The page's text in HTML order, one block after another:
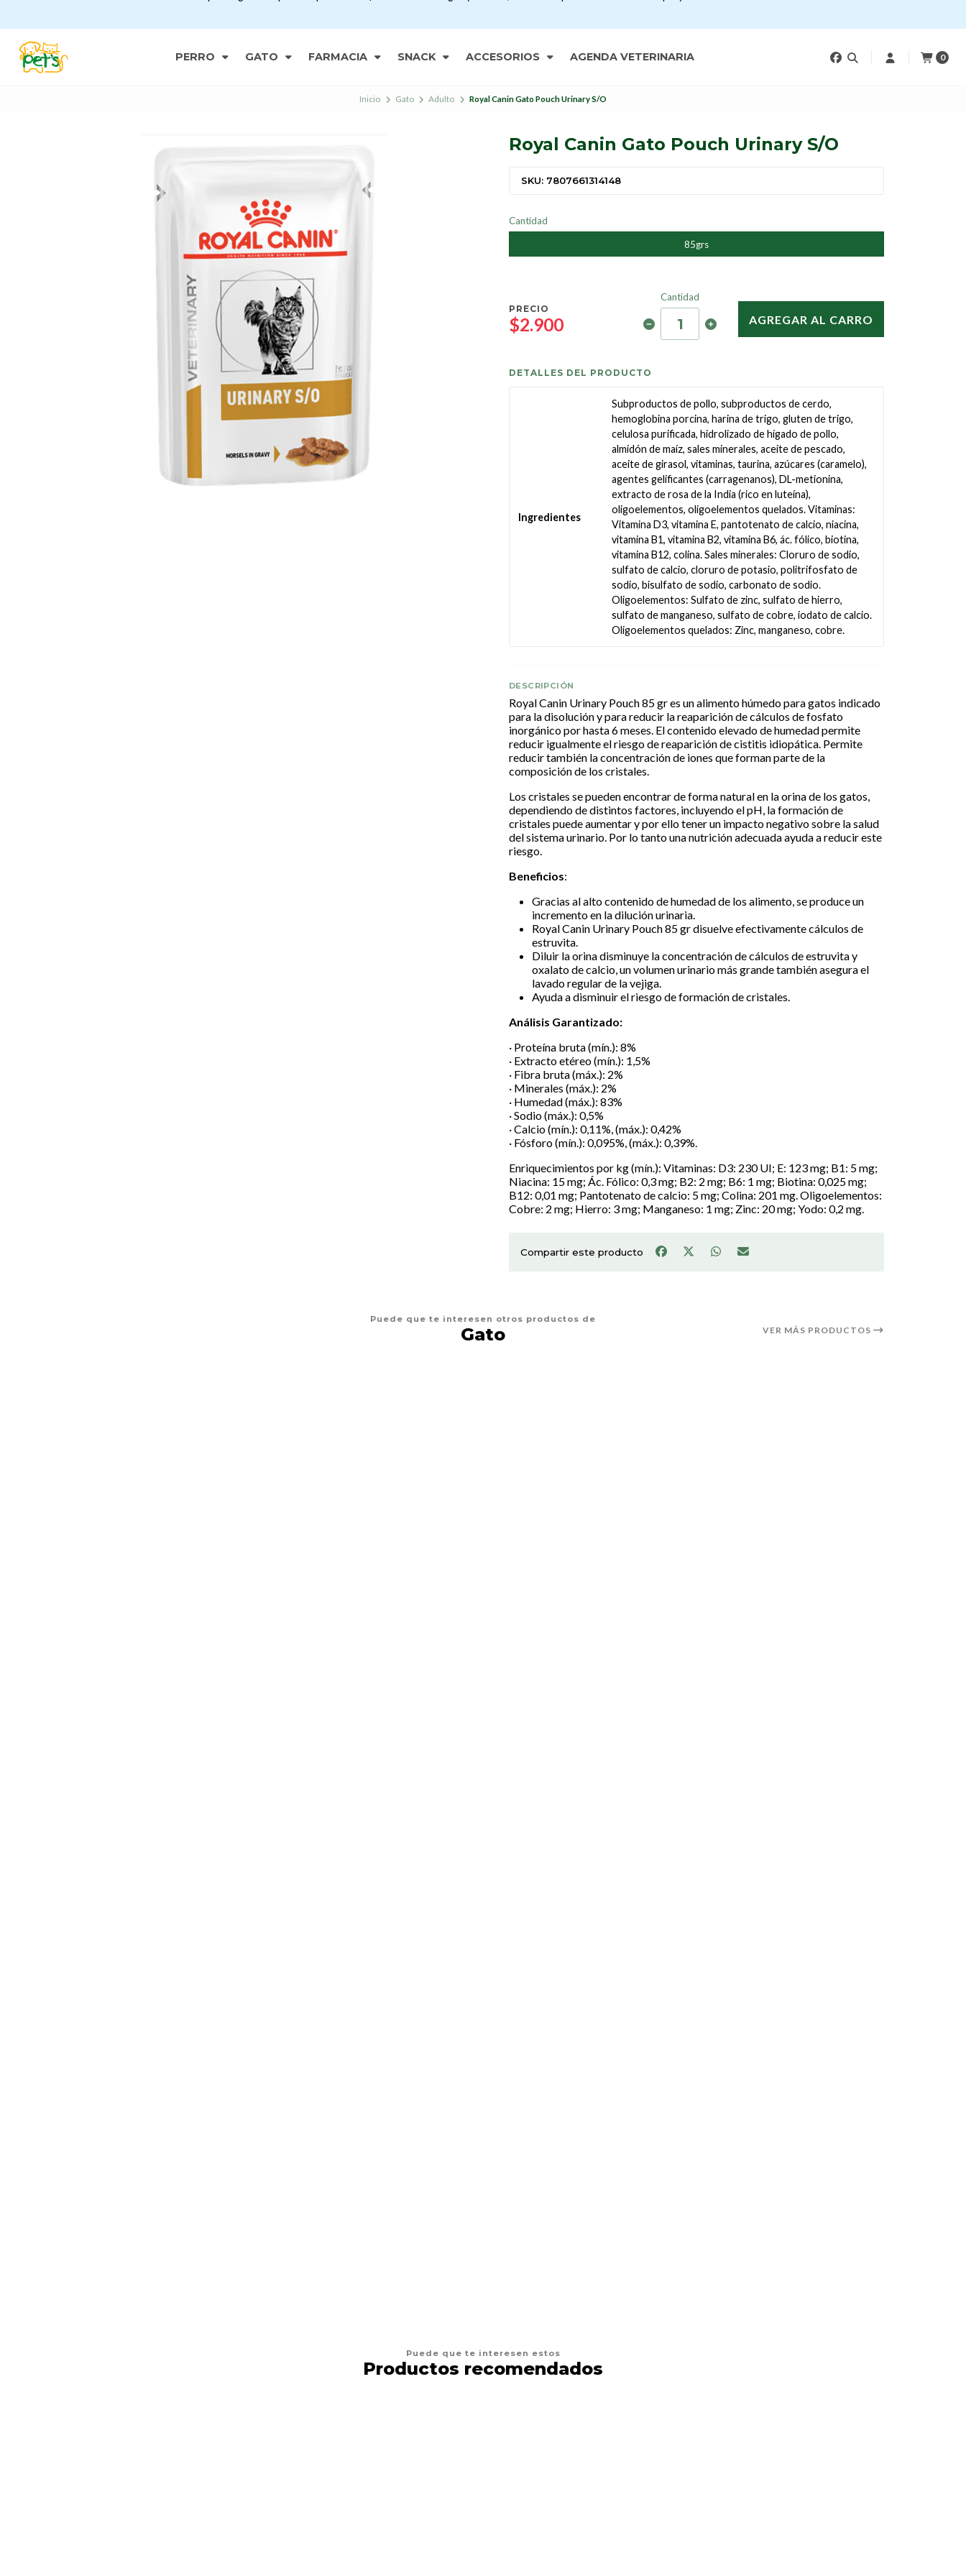
PERRO GATO FARMACIA SNACK ACCESORIOS AGENDA VETERINARIA 0
Inicio Gato Adulto Royal Canin Gato Pouch Urinary S/O
Royal Canin Gato Pouch Urinary S/O
SKU: 7807661314148
Cantidad
85grs
PRECIO
$2.900
Cantidad
AGREGAR AL CARRO
DETALLES DEL PRODUCTO
Ingredientes
Subproductos de pollo, subproductos de cerdo,
hemoglobina porcina, harina de trigo, gluten de trigo,
celulosa purificada, hidrolizado de hígado de pollo,
almidón de maíz, sales minerales, aceite de pescado,
aceite de girasol, vitaminas, taurina, azúcares (caramelo),
agentes gelificantes (carragenanos), DL-metionina,
extracto de rosa de la India (rico en luteína),
oligoelementos, oligoelementos quelados. Vitaminas:
Vitamina D3, vitamina E, pantotenato de calcio, niacina,
vitamina B1, vitamina B2, vitamina B6, ác. fólico, biotina,
vitamina B12, colina. Sales minerales: Cloruro de sodio,
sulfato de calcio, cloruro de potasio, politrifosfato de
sodio, bisulfato de sodio, carbonato de sodio.
Oligoelementos: Sulfato de zinc, sulfato de hierro,
sulfato de manganeso, sulfato de cobre, iodato de calcio.
Oligoelementos quelados: Zinc, manganeso, cobre.
DESCRIPCIÓN
Royal Canin Urinary Pouch 85 gr es un alimento húmedo para gatos indicado
para la disolución y para reducir la reaparición de cálculos de fosfato
inorgánico por hasta 6 meses. El contenido elevado de humedad permite
reducir igualmente el riesgo de reaparición de cistitis idiopática. Permite
reducir también la concentración de iones que forman parte de la
composición de los cristales.
Los cristales se pueden encontrar de forma natural en la orina de los gatos,
dependiendo de distintos factores, incluyendo el pH, la formación de
cristales puede aumentar y por ello tener un impacto negativo sobre la salud
del sistema urinario. Por lo tanto una nutrición adecuada ayuda a reducir este
riesgo.
Beneficios:
Gracias al alto contenido de humedad de los alimento, se produce un
incremento en la dilución urinaria.
Royal Canin Urinary Pouch 85 gr disuelve efectivamente cálculos de
estruvita.
Diluir la orina disminuye la concentración de cálculos de estruvita y
oxalato de calcio, un volumen urinario más grande también asegura el
lavado regular de la vejiga.
Ayuda a disminuir el riesgo de formación de cristales.
Análisis Garantizado:
· Proteína bruta (mín.): 8%
· Extracto etéreo (mín.): 1,5%
· Fibra bruta (máx.): 2%
· Minerales (máx.): 2%
· Humedad (máx.): 83%
· Sodio (máx.): 0,5%
· Calcio (mín.): 0,11%, (máx.): 0,42%
· Fósforo (mín.): 0,095%, (máx.): 0,39%.
Enriquecimientos por kg (mín.): Vitaminas: D3: 230 UI; E: 123 mg; B1: 5 mg;
Niacina: 15 mg; Ác. Fólico: 0,3 mg; B2: 2 mg; B6: 1 mg; Biotina: 0,025 mg;
B12: 0,01 mg; Pantotenato de calcio: 5 mg; Colina: 201 mg. Oligoelementos:
Cobre: 2 mg; Hierro: 3 mg; Manganeso: 1 mg; Zinc: 20 mg; Yodo: 0,2 mg.
Compartir este producto
Puede que te interesen otros productos de
Gato VER MÁS PRODUCTOS
Puede que te interesen estos
Productos recomendados